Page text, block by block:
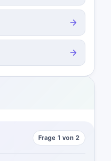
Frage 1 von 2